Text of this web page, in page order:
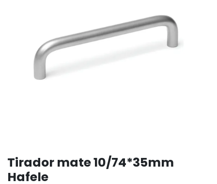
Tirador mate 10/74*35mm
Hafele